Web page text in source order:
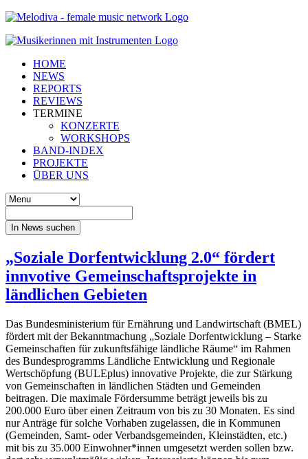
HOME
NEWS
REPORTS
REVIEWS
TERMINE
KONZERTE
WORKSHOPS
BAND-INDEX
PROJEKTE
ÜBER UNS
In News suchen
„Soziale Dorfentwicklung 2.0“ fördert
innvotive Gemeinschaftsprojekte in
ländlichen Gebieten
Das Bundesministerium für Ernährung und Landwirtschaft (BMEL)
fördert mit der Bekanntmachung „Soziale Dorfentwicklung – Starke
Gemeinschaften für zukunftsfähige ländliche Räume“ im Rahmen
des Bundesprogramms Ländliche Entwicklung und Regionale
Wertschöpfung (BULEplus) innovative Projekte, die zur Stärkung
von Gemeinschaften in ländlichen Städten und Gemeinden
beitragen. Die maximale Fördersumme beträgt jeweils bis zu
200.000 Euro über einen Zeitraum von bis zu 30 Monaten. Es sind
nur Anträge für solche Vorhaben zugelassen, die in Kommunen
(Gemeinden, Samt- oder Verbandsgemeinden, Kleinstädten, etc.)
mit bis zu 35.000 Einwohner*innen umgesetzt werden sollen bzw.